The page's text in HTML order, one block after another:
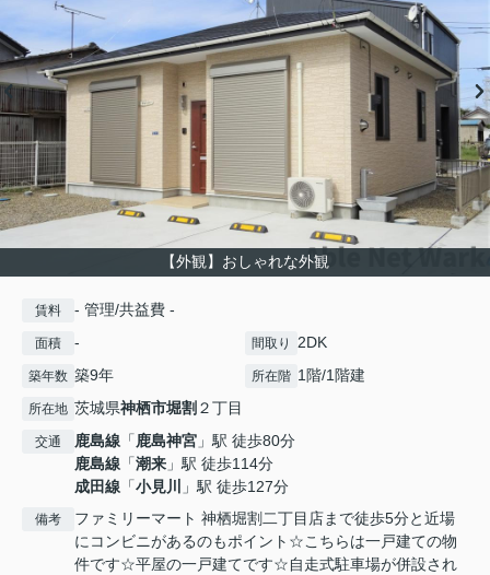
【外観】おしゃれな外観
賃料 - 管理/共益費 -
面積 - 間取り 2DK
築年数 築9年 所在階 1階/1階建
所在地 茨城県神栖市堀割 ２丁目
交通 鹿島線 「鹿島神宮 」駅 徒歩80分
鹿島線 「潮来 」駅 徒歩114分
成田線 「小見川 」駅 徒歩127分
備考
ファミリーマート 神栖堀割二丁目店まで徒歩5分と近場
にコンビニがあるのもポイント☆こちらは一戸建ての物
件です☆平屋の一戸建てです☆自走式駐車場が併設され